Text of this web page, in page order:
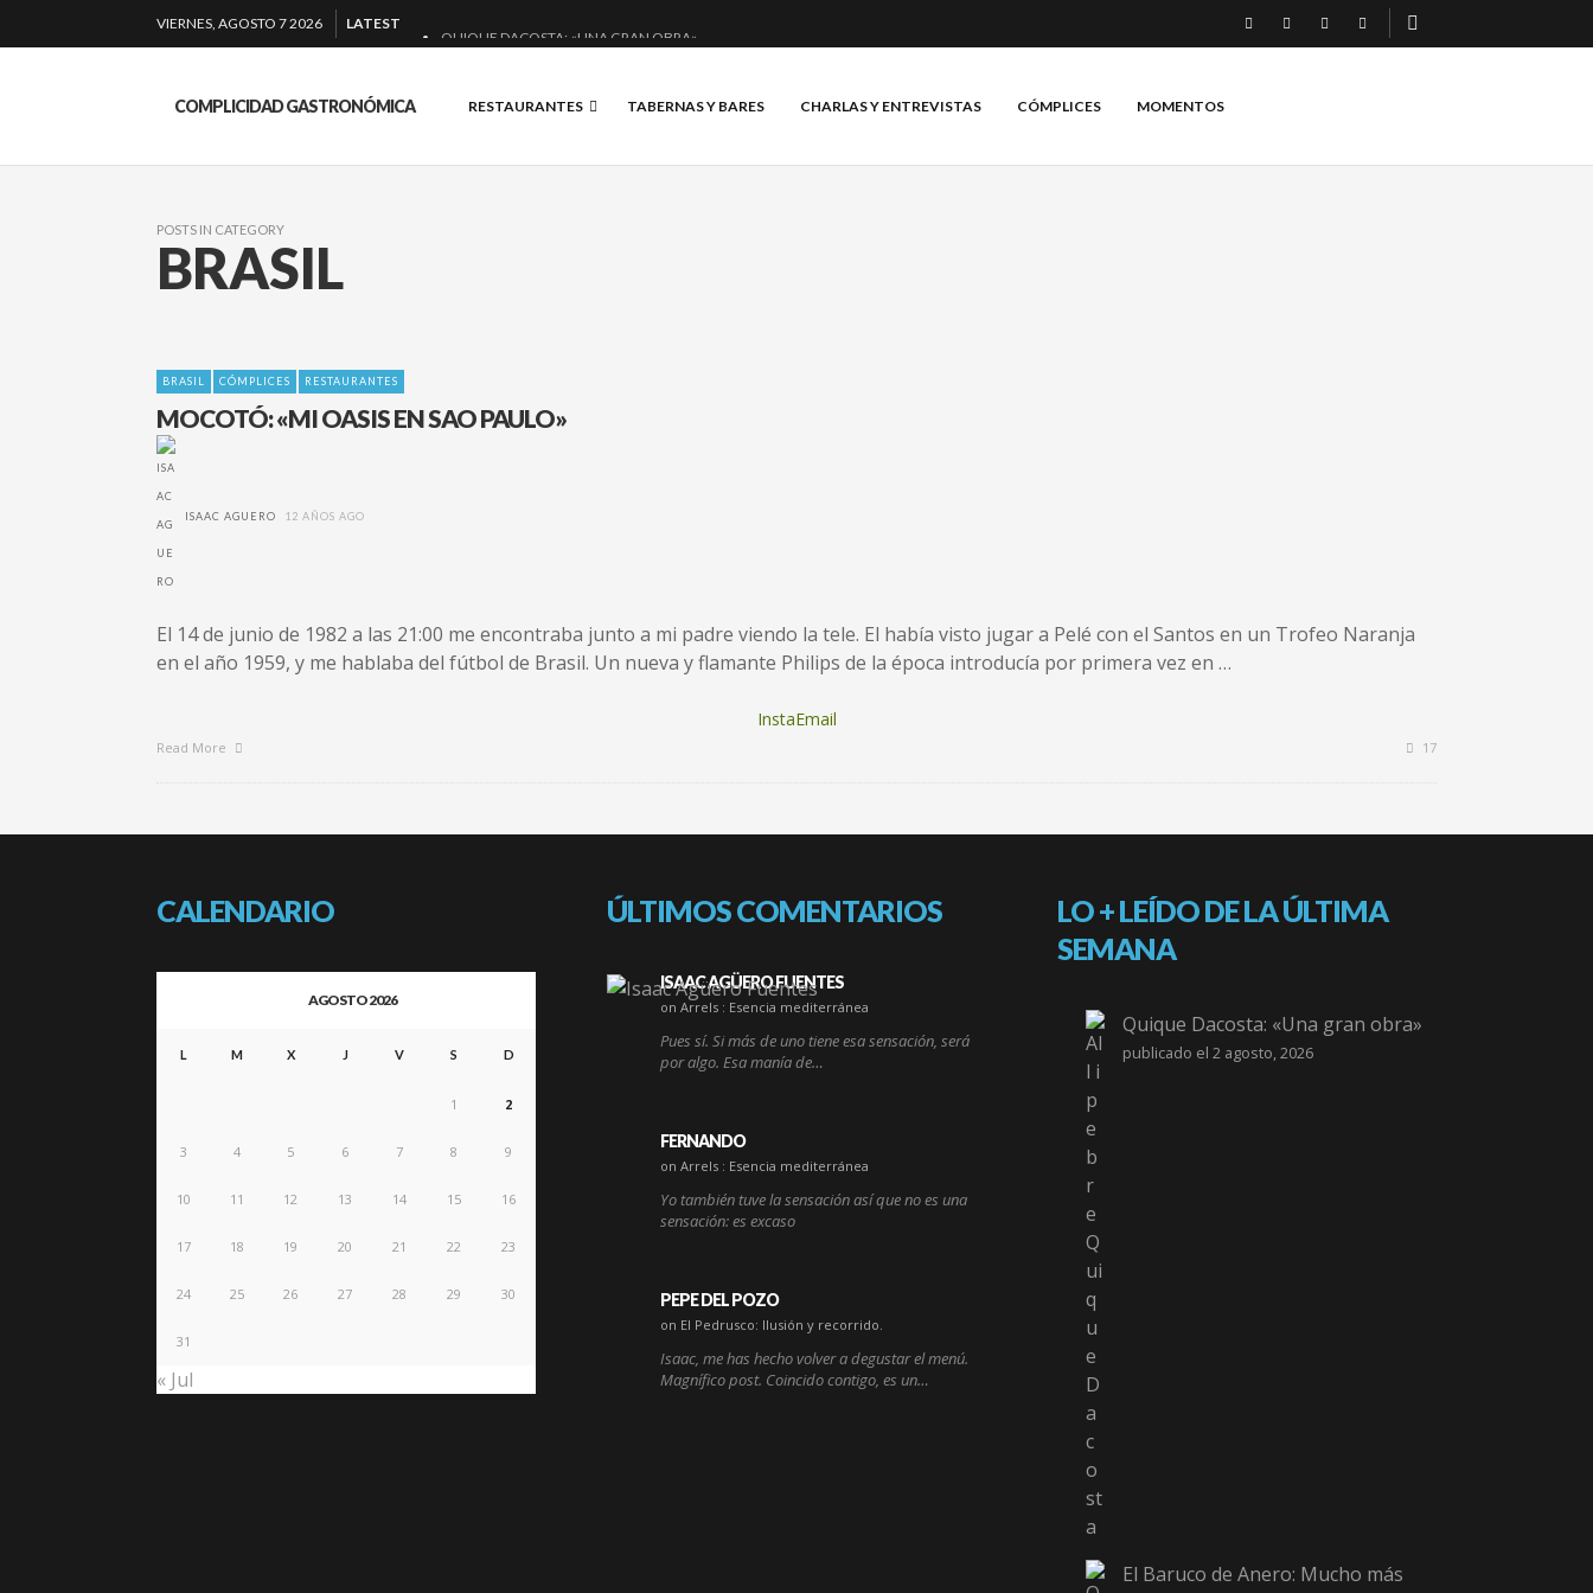
VIERNES, AGOSTO 7 2026
LATEST
QUIQUE DACOSTA: «UNA GRAN OBRA»
BAKKO: NIGIRIS, VINO Y BRASAS.
COMPLICIDAD GASTRONÓMICA RESTAURANTES TABERNAS Y BARES CHARLAS Y ENTREVISTAS CÓMPLICES MOMENTOS
POSTS IN CATEGORY
BRASIL
BRASIL CÓMPLICES RESTAURANTES
MOCOTÓ: «MI OASIS EN SAO PAULO»
ISAAC AGUERO 12 AÑOS AGO
El 14 de junio de 1982 a las 21:00 me encontraba junto a mi padre viendo la tele. El había visto jugar a Pelé con el Santos en un Trofeo Naranja
en el año 1959, y me hablaba del fútbol de Brasil. Un nueva y flamante Philips de la época introducía por primera vez en …
InstaEmail
Read More 17
CALENDARIO
AGOSTO 2026
L M X J V S D
1 2
3 4 5 6 7 8 9
10 11 12 13 14 15 16
17 18 19 20 21 22 23
24 25 26 27 28 29 30
31
« Jul
ÚLTIMOS COMENTARIOS
ISAAC AGÜERO FUENTES
on Arrels : Esencia mediterránea
Pues sí. Si más de uno tiene esa sensación, será
por algo. Esa manía de…
FERNANDO
on Arrels : Esencia mediterránea
Yo también tuve la sensación así que no es una
sensación: es excaso
PEPE DEL POZO
on El Pedrusco: Ilusión y recorrido.
Isaac, me has hecho volver a degustar el menú.
Magnífico post. Coincido contigo, es un…
LO + LEÍDO DE LA ÚLTIMA
SEMANA
Quique Dacosta: «Una gran obra»
publicado el 2 agosto, 2026
El Baruco de Anero: Mucho más